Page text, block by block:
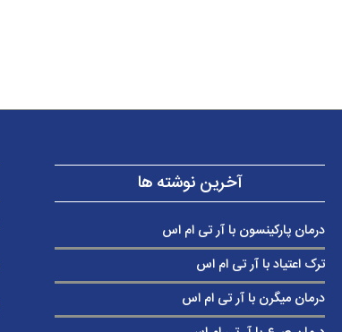
آخرین نوشته ها
درمان پارکینسون با آر تی ام اس
ترک اعتیاد با آر تی ام اس
درمان میگرن با آر تی ام اس